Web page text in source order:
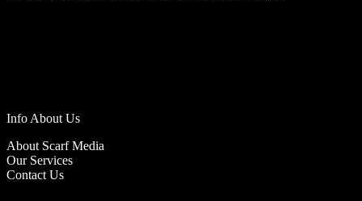
Info About Us
About Scarf Media
Our Services
Contact Us